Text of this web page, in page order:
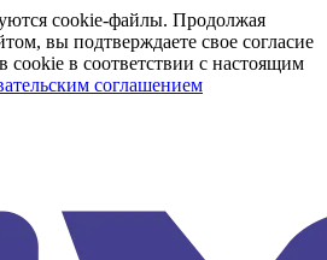
cookie-файлы. Продолжая
вы подтверждаете свое согласие
cookie в соответствии с настоящим
соглашением